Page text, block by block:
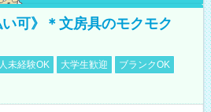
い可》＊文房具のモクモク
未経験OK 大学生歓迎
ブランクOK